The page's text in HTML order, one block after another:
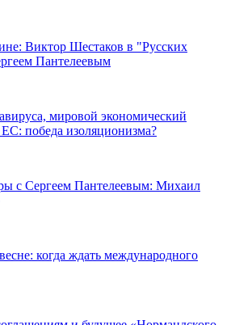
Виктор Шестаков в "Русских
Пантелеевым
мировой экономический
победа изоляционизма?
с Сергеем Пантелеевым: Михаил
когда ждать международного